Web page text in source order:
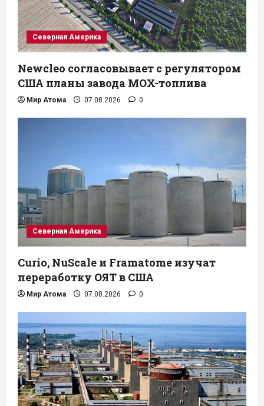
Северная Америка
Newcleo согласовывает с регулятором
США планы завода MOX-топлива
Мир Атома 07.08.2026 0
Северная Америка
Curio, NuScale и Framatome изучат
переработку ОЯТ в США
Мир Атома 07.08.2026 0